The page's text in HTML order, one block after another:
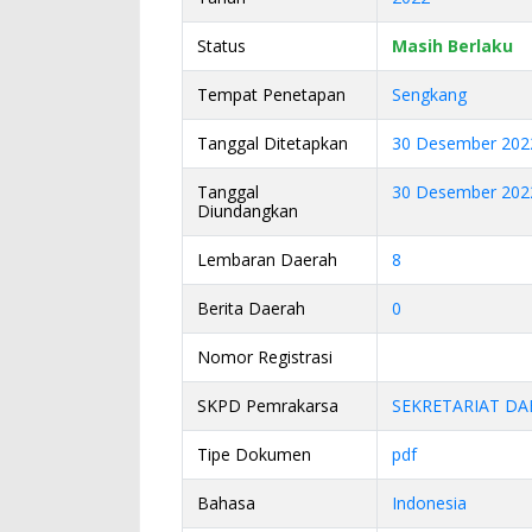
Status Masih Berlaku
Tempat Penetapan Sengkang
Tanggal Ditetapkan 30 Desember
Tanggal
Diundangkan
30 Desember
Lembaran Daerah 8
Berita Daerah 0
Nomor Registrasi
SKPD Pemrakarsa SEKRETARIAT
Tipe Dokumen pdf
Bahasa Indonesia